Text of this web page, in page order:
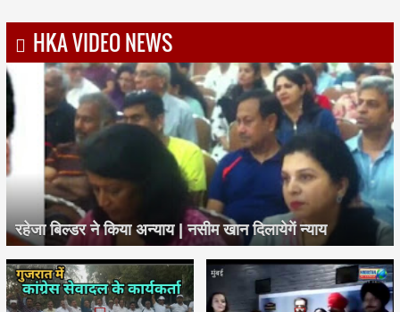
HKA VIDEO NEWS
रहेजा बिल्डर ने किया अन्याय | नसीम खान दिलायेगें न्याय